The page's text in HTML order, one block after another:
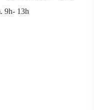
9h- 13h